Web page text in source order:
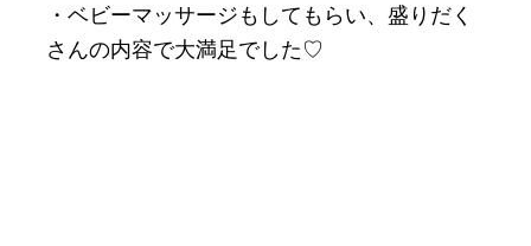
・ベビーマッサージもしてもらい、盛りだく
さんの内容で大満足でした♡